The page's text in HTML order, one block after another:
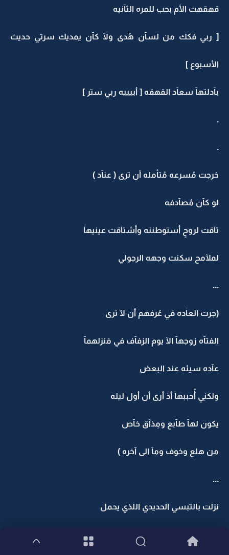
قهقهت الأم بحب للمره الثآنيه
[ ربي فكك من لسآن هُدى ولآ كآن يمديك سرتي حديث
الأسبوع ]
بآدلتهآ سعآد القهقه [ أييييه ربي ستر ]
.
.
خرجت مُسرعه مُتأمله أن ترى ( عنآد )
لو كآن مُصآدفه
تآقت لروحٍ أستوطنته وأشتآقت عينيهآ
لملآمح سكنت وجهه الرجولي
...
(جرت العآده في عُرفهم أن لآ ترى
الفتآه زوجهآ الآ يوم الزفآف في مَنزلهمآ
عآده سيئه عند البعض
ولكنِي أُحببهآ أذ أرى أن أول ليله
يكون لهآ طآبع ومِذآق خآص
من هلع وخوف ومآ الى آخره )
...
نزلت بالتبسي الحديدي اللذي يحمل
[الفنآجيل] المُذهبه والتمر الفآخر